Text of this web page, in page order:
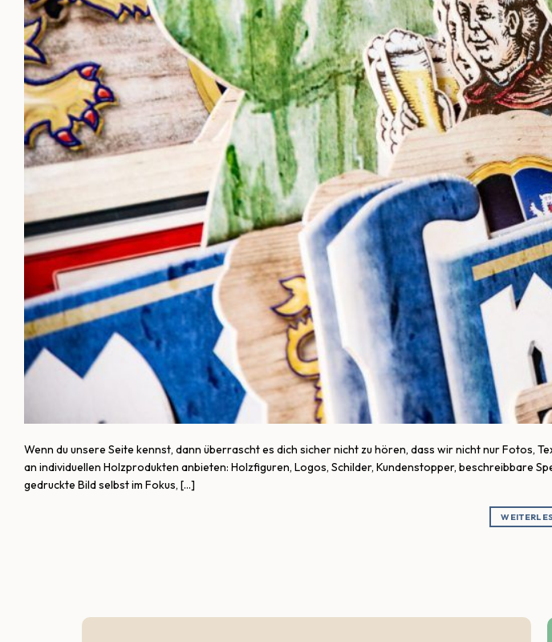
Wenn du unsere Seite kennst, dann überrascht es dich sicher nicht zu hören, dass wir nicht nur Fotos,
an individuellen Holzprodukten anbieten: Holzfiguren, Logos, Schilder, Kundenstopper, beschreibbare
gedruckte Bild selbst im Fokus, […]